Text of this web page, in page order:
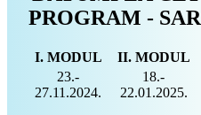
PROGRAM -
I. MODUL II. MODUL
23.-
27.11.2024.
18.-
22.01.2025.